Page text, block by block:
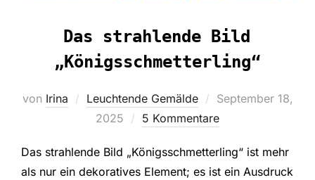
Das strahlende Bild
„Königsschmetterling“
von Irina Leuchtende Gemälde
Veröffentlicht
am
September 18,
2025
5 Kommentare
Das strahlende Bild „Königsschmetterling“ ist mehr
als nur ein dekoratives Element; es ist ein Ausdruck